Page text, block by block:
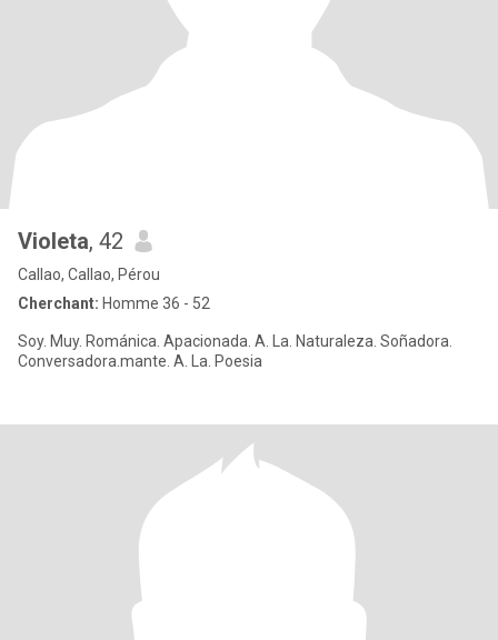
Violeta, 42
Callao, Callao, Pérou
Cherchant: Homme 36 - 52
Soy. Muy. Románica. Apacionada. A. La. Naturaleza. Soñadora.
Conversadora.mante. A. La. Poesia